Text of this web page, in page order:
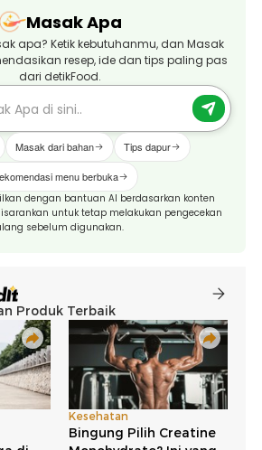
Masak Apa
apa? Ketik kebutuhanmu, dan Masak
resep, ide dan tips paling pas
dari detikFood.
Masak dari bahan Tips dapur
menu berbuka
dengan bantuan AI berdasarkan konten
untuk tetap melakukan pengecekan
sebelum digunakan.